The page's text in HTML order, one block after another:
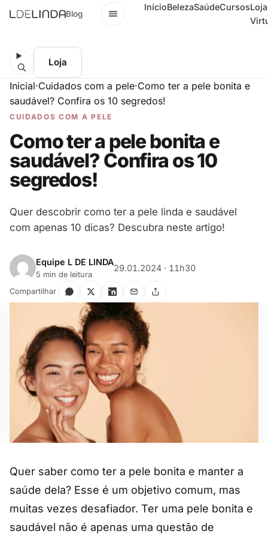
Blog Menu InícioBelezaSaúdeCursosLoja
Loja
Inicial·Cuidados com a pele·Como ter a pele bonita e
saudável? Confira os 10 segredos!
CUIDADOS COM A PELE
Como ter a pele bonita e
saudável? Confira os 10
segredos!
Quer descobrir como ter a pele linda e saudável
com apenas 10 dicas? Descubra neste artigo!
Equipe L DE LINDA
5 min de leitura
29.01.2024 · 11h30
Compartilhar
Quer saber como ter a pele bonita e manter a
saúde dela? Esse é um objetivo comum, mas
muitas vezes desafiador. Ter uma pele bonita e
saudável não é apenas uma questão de